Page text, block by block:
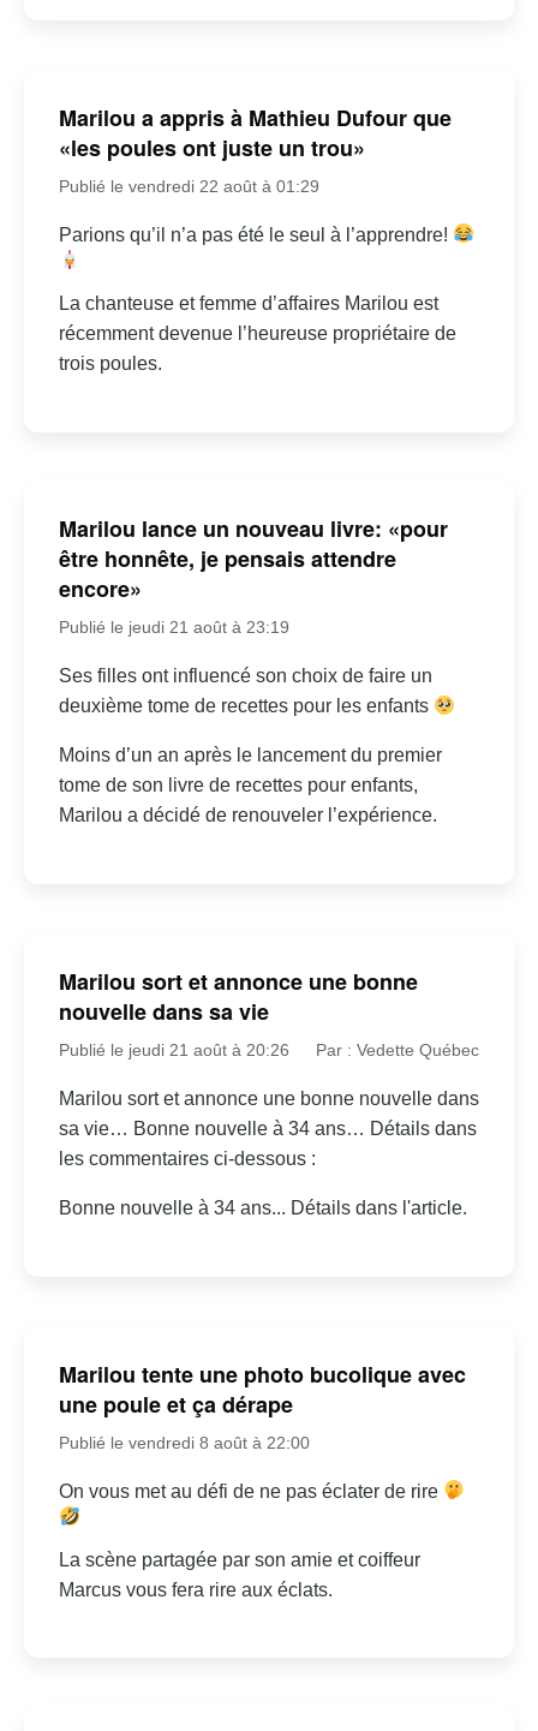
Marilou a appris à Mathieu Dufour que
«les poules ont juste un trou»
Publié le vendredi 22 août à 01:29
Parions qu’il n’a pas été le seul à l’apprendre!
La chanteuse et femme d’affaires Marilou est
récemment devenue l’heureuse propriétaire de
trois poules.
Marilou lance un nouveau livre: «pour
être honnête, je pensais attendre
encore»
Publié le jeudi 21 août à 23:19
Ses filles ont influencé son choix de faire un
deuxième tome de recettes pour les enfants
Moins d’un an après le lancement du premier
tome de son livre de recettes pour enfants,
Marilou a décidé de renouveler l’expérience.
Marilou sort et annonce une bonne
nouvelle dans sa vie
Publié le jeudi 21 août à 20:26 Par : Vedette Québec
Marilou sort et annonce une bonne nouvelle dans
sa vie… Bonne nouvelle à 34 ans… Détails dans
les commentaires ci-dessous :
Bonne nouvelle à 34 ans... Détails dans l'article.
Marilou tente une photo bucolique avec
une poule et ça dérape
Publié le vendredi 8 août à 22:00
On vous met au défi de ne pas éclater de rire
La scène partagée par son amie et coiffeur
Marcus vous fera rire aux éclats.